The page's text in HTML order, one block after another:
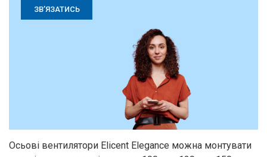
ЗВ’ЯЗАТИСЬ
Осьові вентилятори Elicent Elegance можна монтувати